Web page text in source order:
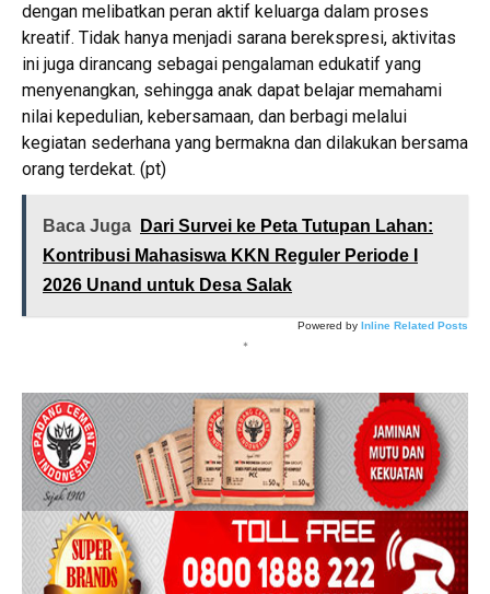
dengan melibatkan peran aktif keluarga dalam proses
kreatif. Tidak hanya menjadi sarana berekspresi, aktivitas
ini juga dirancang sebagai pengalaman edukatif yang
menyenangkan, sehingga anak dapat belajar memahami
nilai kepedulian, kebersamaan, dan berbagi melalui
kegiatan sederhana yang bermakna dan dilakukan bersama
orang terdekat. (pt)
Baca Juga
Dari Survei ke Peta Tutupan Lahan:
Kontribusi Mahasiswa KKN Reguler Periode I
2026 Unand untuk Desa Salak
Powered by Inline Related Posts
*